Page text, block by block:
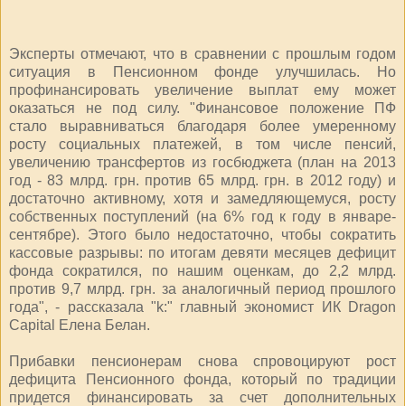
Эксперты отмечают, что в сравнении с прошлым годом
ситуация в Пенсионном фонде улучшилась. Но
профинансировать увеличение выплат ему может
оказаться не под силу. "Финансовое положение ПФ
стало выравниваться благодаря более умеренному
росту социальных платежей, в том числе пенсий,
увеличению трансфертов из госбюджета (план на 2013
год - 83 млрд. грн. против 65 млрд. грн. в 2012 году) и
достаточно активному, хотя и замедляющемуся, росту
собственных поступлений (на 6% год к году в январе-
сентябре). Этого было недостаточно, чтобы сократить
кассовые разрывы: по итогам девяти месяцев дефицит
фонда сократился, по нашим оценкам, до 2,2 млрд.
против 9,7 млрд. грн. за аналогичный период прошлого
года", - рассказала "k:" главный экономист ИК Dragon
Capital Елена Белан.
Прибавки пенсионерам снова спровоцируют рост
дефицита Пенсионного фонда, который по традиции
придется финансировать за счет дополнительных